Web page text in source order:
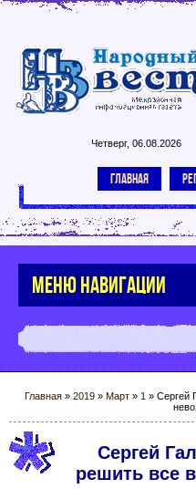
Четверг, 06.08.2026
ГЛАВНАЯ
МЕНЮ НАВИГАЦИИ
Главная » 2019 » Март » 1 » Сергей
Сергей
решить все